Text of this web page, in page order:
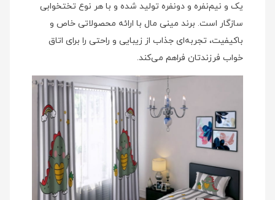
یک و نیم‌نفره و دونفره تولید شده و با هر نوع تختخوابی
سازگار است. برند مینی‌ مال با ارائه محصولاتی خاص و
باکیفیت، تجربه‌ای جذاب از زیبایی و راحتی را برای اتاق
خواب فرزندتان فراهم می‌کند.